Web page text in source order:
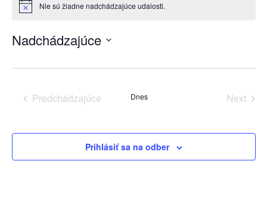
Notice Nie sú žiadne nadchádzajúce udalosti.
Nadchádzajúce
dátum.
Predchádzajúce
Dnes
Next
Prihlásiť sa na odber